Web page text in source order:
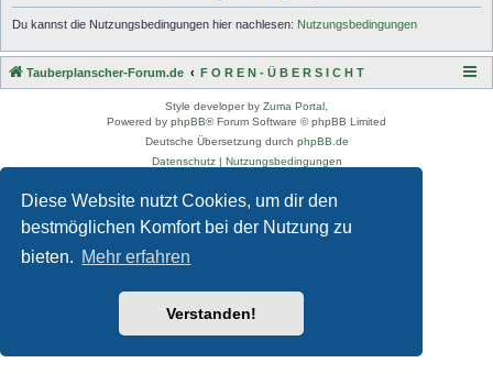
Diese Website nutzt Cookies, um dir den
bestmöglichen Komfort bei der Nutzung zu
bieten. Mehr erfahren
Verstanden!
Du kannst die Nutzungsbedingungen hier nachlesen: Nutzungsbedingungen
Tauberplanscher-Forum.de F O R E N - Ü B E R S I C H T
Style developer by Zuma Portal
Powered by phpBB® Forum Software © phpBB Limited
Deutsche Übersetzung durch phpBB.de
Datenschutz| Nutzungsbedingungen